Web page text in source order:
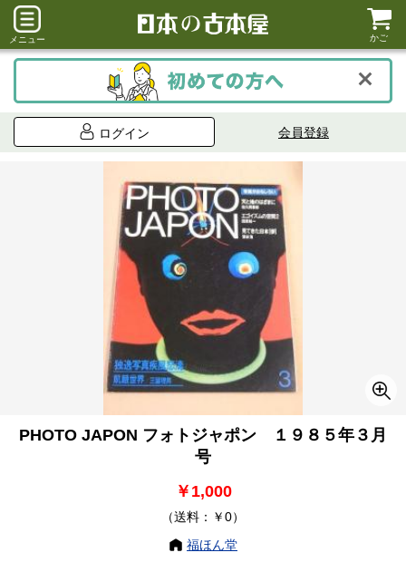
メニュー かご
ログイン 会員登録
PHOTO JAPON フォトジャポン １９８５年３月
号
￥1,000
（送料：￥0）
福ほん堂